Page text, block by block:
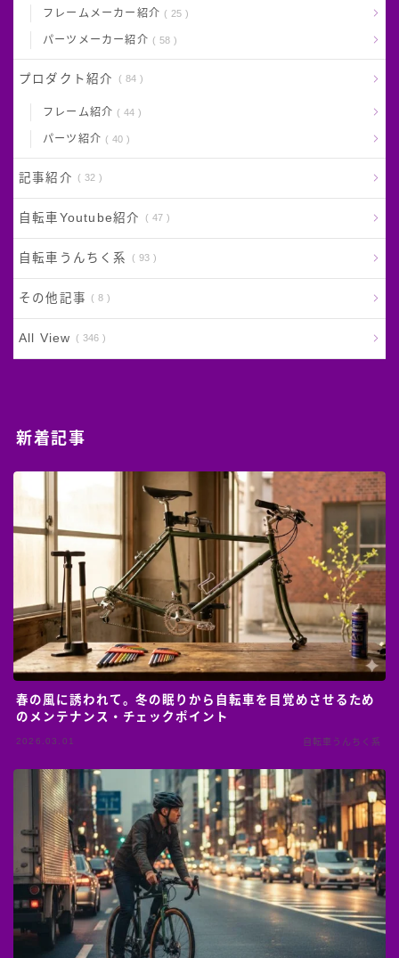
フレームメーカー紹介 25
パーツメーカー紹介 58
プロダクト紹介 84
フレーム紹介 44
パーツ紹介 40
記事紹介 32
自転車Youtube紹介 47
自転車うんちく系 93
その他記事 8
All View 346
新着記事
春の風に誘われて。冬の眠りから自転車を目覚めさせるため
のメンテナンス・チェックポイント
2026.03.01 自転車うんちく系